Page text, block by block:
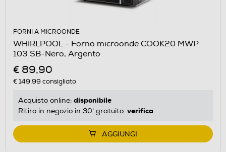
FORNI A MICROONDE
WHIRLPOOL - Forno microonde COOK20 MWP
103 SB-Nero, Argento
€ 89,90
€ 149,99 consigliato
Acquisto online: disponibile
Ritiro in negozio in 30' gratuito: verifica
AGGIUNGI